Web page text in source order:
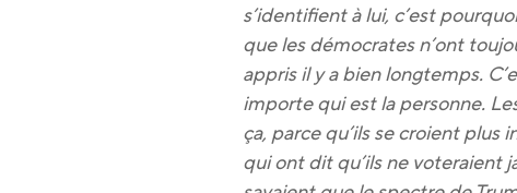
s’identifient à lui, c’est
que les démocrates n’ont
appris il y a bien longtemps.
importe qui est la personne.
ça, parce qu’ils se croient plus
qui ont dit qu’ils ne voteraient